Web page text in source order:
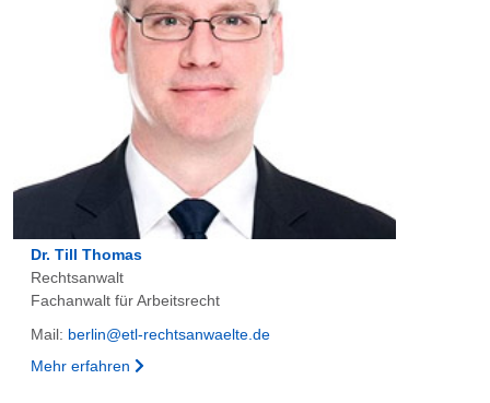
Dr. Till Thomas
Rechtsanwalt
Fachanwalt für Arbeitsrecht
Mail: berlin@etl-rechtsanwaelte.de
Mehr erfahren